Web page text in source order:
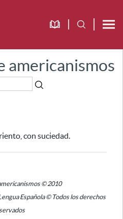
americanismos
con suciedad.
© 2010
Española © Todos los derechos